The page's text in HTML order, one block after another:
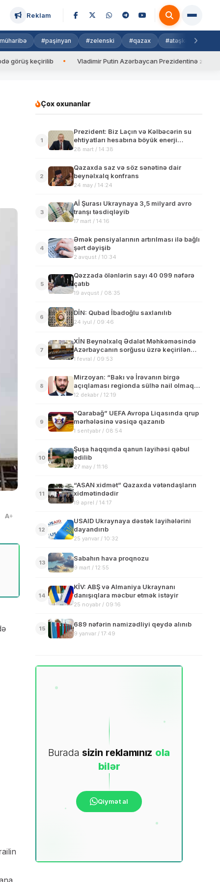
Reklam
#paşinyan #zelenski #qazax #atəşkəs
keçirilib Vladimir Putin Azərbaycan Prezidentinə zəng edib
A
Çox oxunanlar
1
Prezident: Biz Laçın və Kəlbəcərin su
ehtiyatları hesabına böyük enerji
mənbəyi yaradacağıq
28 mart / 14:38
2
Qazaxda saz və söz sənətinə dair
beynəlxalq konfrans
24 may / 14:24
3
Aİ Şurası Ukraynaya 3,5 milyard avro
tranşı təsdiqləyib
17 mart / 14:16
4
Əmək pensiyalarının artırılması ilə bağlı
şərt dəyişib
2 avqust / 10:34
5
Qəzzada ölənlərin sayı 40 099 nəfərə
çatıb
19 avqust / 08:35
6
DİN: Qubad İbadoğlu saxlanılıb
24 iyul / 09:46
7
XİN Beynəlxalq Ədalət Məhkəməsində
Azərbaycanın sorğusu üzrə keçirilən
dinləmələrlə bağlı məlumat yayıb
1 fevral / 09:53
8
Mirzoyan: “Bakı və İrəvanın birgə
açıqlaması regionda sülhə nail olmaq
üçün növbəti addımdır”
12 dekabr / 12:19
9
“Qarabağ” UEFA Avropa Liqasında qrup
mərhələsinə vəsiqə qazanıb
1 sentyabr / 08:54
10
Şuşa haqqında qanun layihəsi qəbul
edilib
27 may / 11:16
11
“ASAN xidmət” Qazaxda vətəndaşların
xidmətindədir
19 aprel / 14:17
12
USAID Ukraynaya dəstək layihələrini
dayandırıb
25 yanvar / 10:32
13
Sabahın hava proqnozu
9 mart / 12:55
14
KİV: ABŞ və Almaniya Ukraynanı
danışıqlara məcbur etmək istəyir
25 noyabr / 09:16
15
689 nəfərin namizədliyi qeydə alınıb
9 yanvar / 17:49
Burada sizin reklamınız ola
bilər
Qiymət al